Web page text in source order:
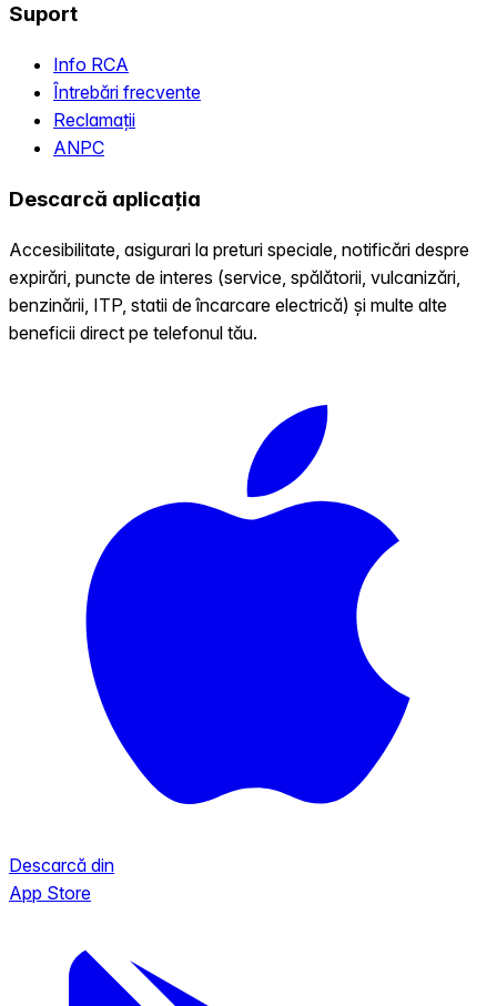
Suport
Info RCA
Întrebări frecvente
Reclamații
ANPC
Descarcă aplicația
Accesibilitate, asigurari la preturi speciale, notificări despre
expirări, puncte de interes (service, spălătorii, vulcanizări,
benzinării, ITP, statii de încarcare electrică) și multe alte
beneficii direct pe telefonul tău.
Descarcă din
App Store